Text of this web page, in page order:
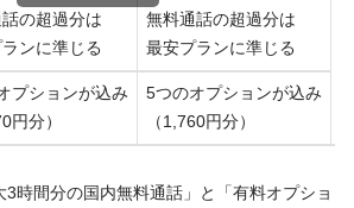
の超過分は
ンに準じる
無料通話の超過分は
最安プランに準じる
プションが込み
円分）
5つのオプションが込み
（1,760円分）
3時間分の国内無料通話」と「有料オプショ